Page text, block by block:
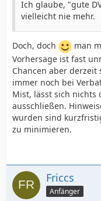
Ich glaube, "gute
vielleicht nie mehr.
Doch, doch
man
Vorhersage ist fast
Chancen aber
immer noch bei
Mist, lässt sich nichts
ausschließen.
wurden sind
zu minimieren.
Friccs
Anfänger